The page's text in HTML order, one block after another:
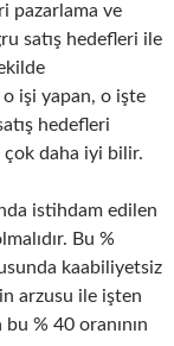
pazarlama ve
satış hedefleri ile
işi yapan, o işte
hedefleri
çok daha iyi bilir.
istihdam edilen
Bu %
kaabiliyetsiz
arzusu ile işten
% 40 oranının